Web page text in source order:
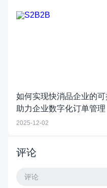
如何实现快消品企业的
助力企业数字化订单管理
2025-12-02
评论
评论